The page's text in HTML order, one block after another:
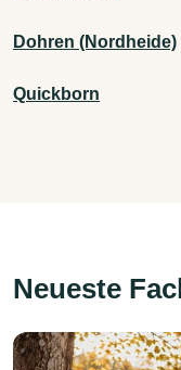
Dohren (Nordheide)
Quickborn
Neueste